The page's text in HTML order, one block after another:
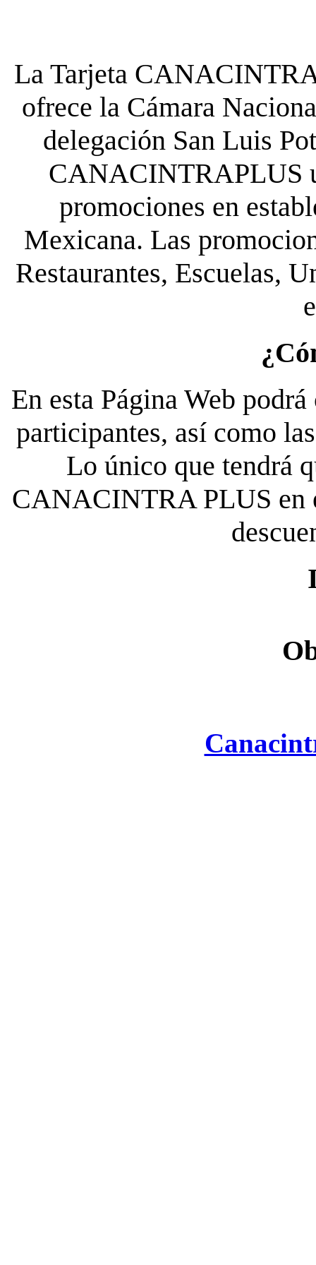
La Tarjeta
ofrece la Cámara
delegación San Luis
CANACINTRAPLUS
promociones en
Mexicana. Las
Restaurantes, Escuelas,
En esta Página Web
participantes, así como
Lo único que tendrá
CANACINTRA PLUS en